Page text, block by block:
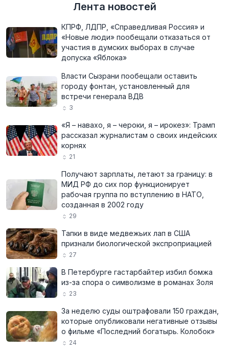
Лента новостей
КПРФ, ЛДПР, «Справедливая Россия» и
«Новые люди» пообещали отказаться от
участия в думских выборах в случае
допуска «Яблока»
Власти Сызрани пообещали оставить
городу фонтан, установленный для
встречи генерала ВДВ
3
«Я – навахо, я – чероки, я – ирокез»: Трамп
рассказал журналистам о своих индейских
корнях
21
Получают зарплаты, летают за границу: в
МИД РФ до сих пор функционирует
рабочая группа по вступлению в НАТО,
созданная в 2002 году
29
Тапки в виде медвежьих лап в США
признали биологической экспроприацией
27
В Петербурге гастарбайтер избил бомжа
из-за спора о символизме в романах Золя
23
За неделю суды оштрафовали 150 граждан,
которые опубликовали негативные отзывы
о фильме «Последний богатырь. Колобок»
24